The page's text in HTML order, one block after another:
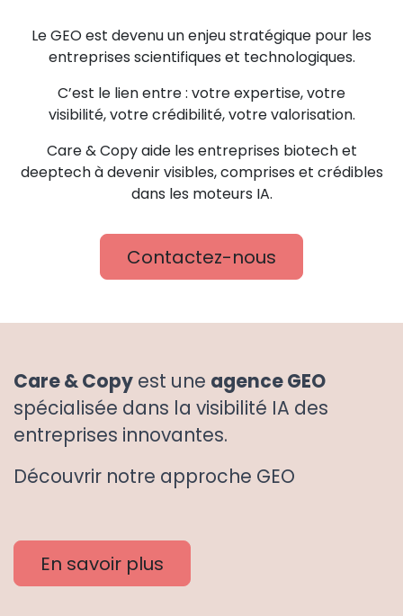
Le GEO est devenu un enjeu stratégique pour les
entreprises scientifiques et technologiques.
C’est le lien entre : votre expertise, votre
visibilité, votre crédibilité, votre valorisation.
Care & Copy aide les entreprises biotech et
deeptech à devenir visibles, comprises et crédibles
dans les moteurs IA.
Contactez-nous
Care & Copy est une agence GEO
spécialisée dans la visibilité IA des
entreprises innovantes.
Découvrir notre approche GEO
En savoir plus